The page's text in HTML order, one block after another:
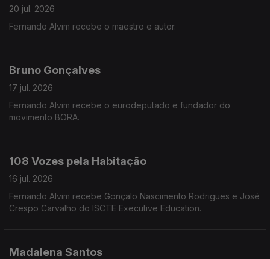
20 jul. 2026
Fernando Alvim recebe o maestro e autor.
Bruno Gonçalves
17 jul. 2026
Fernando Alvim recebe o eurodeputado e fundador do
movimento BORA.
108 Vozes pela Habitação
16 jul. 2026
Fernando Alvim recebe Gonçalo Nascimento Rodrigues e José
Crespo Carvalho do ISCTE Executive Education.
Madalena Santos